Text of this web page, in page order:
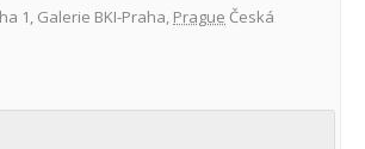
1, Galerie BKI-Praha, Prague Česká